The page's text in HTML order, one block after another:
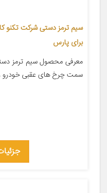
برای پارس
معرفی محصول سیم ترمز
سمت چرخ های عقبی خودرو